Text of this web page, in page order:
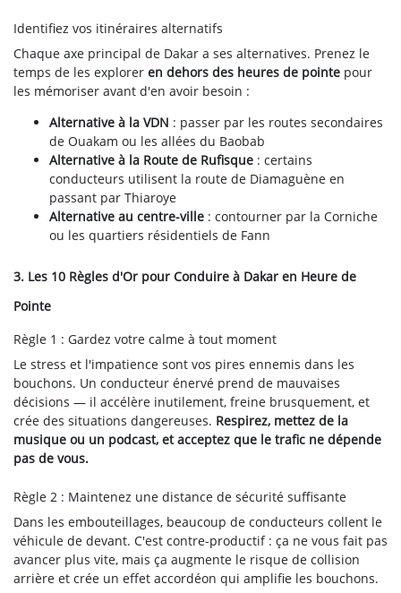
Identifiez vos itinéraires alternatifs
Chaque axe principal de Dakar a ses alternatives. Prenez le
temps de les explorer en dehors des heures de pointe pour
les mémoriser avant d'en avoir besoin :
Alternative à la VDN : passer par les routes secondaires
de Ouakam ou les allées du Baobab
Alternative à la Route de Rufisque : certains
conducteurs utilisent la route de Diamaguène en
passant par Thiaroye
Alternative au centre-ville : contourner par la Corniche
ou les quartiers résidentiels de Fann
3. Les 10 Règles d'Or pour Conduire à Dakar en Heure de
Pointe
Règle 1 : Gardez votre calme à tout moment
Le stress et l'impatience sont vos pires ennemis dans les
bouchons. Un conducteur énervé prend de mauvaises
décisions — il accélère inutilement, freine brusquement, et
crée des situations dangereuses. Respirez, mettez de la
musique ou un podcast, et acceptez que le trafic ne dépende
pas de vous.
Règle 2 : Maintenez une distance de sécurité suffisante
Dans les embouteillages, beaucoup de conducteurs collent le
véhicule de devant. C'est contre-productif : ça ne vous fait pas
avancer plus vite, mais ça augmente le risque de collision
arrière et crée un effet accordéon qui amplifie les bouchons.